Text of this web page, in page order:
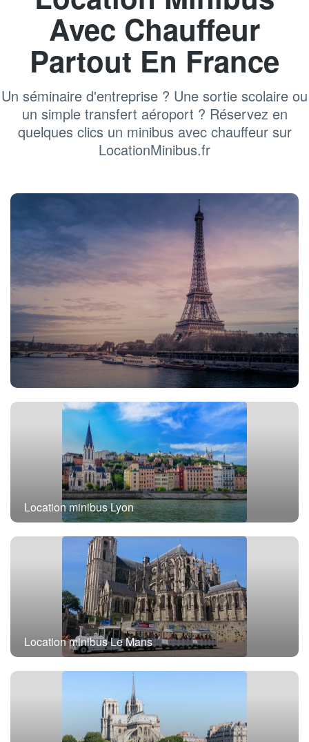
Avec Chauffeur
Partout En France
Un séminaire d'entreprise ? Une sortie scolaire ou
un simple transfert aéroport ? Réservez en
quelques clics un minibus avec chauffeur sur
LocationMinibus.fr
Location minibus avec chauffeur Paris
Location minibus Lyon
Location minibus Le Mans